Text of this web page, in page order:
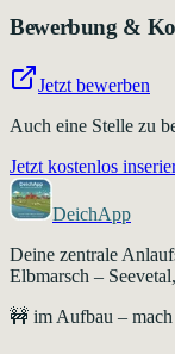
Bewerbung &
Jetzt bewerben
Auch eine Stelle zu
Jetzt kostenlos
DeichApp
Deine zentrale
Elbmarsch –
🚧 im Aufbau –